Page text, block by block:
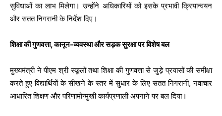
सुविधाओं का लाभ मिलेगा। उन्होंने अधिकारियों को इसके प्रभावी क्रियान्वयन
और सतत निगरानी के निर्देश दिए।
शिक्षा की गुणवत्ता, कानून-व्यवस्था और सड़क सुरक्षा पर विशेष बल
मुख्यमंत्री ने पीएम श्री स्कूलों तथा शिक्षा की गुणवत्ता से जुड़े प्रयासों की समीक्षा
करते हुए विद्यार्थियों के सीखने के स्तर में सुधार के लिए सतत निगरानी, नवाचार
आधारित शिक्षण और परिणामोन्मुखी कार्यप्रणाली अपनाने पर बल दिया।